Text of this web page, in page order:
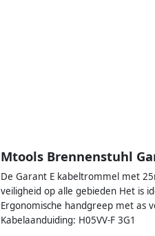
Mtools Brennenstuhl
De Garant E kabeltrommel met
veiligheid op alle gebieden Het is
Ergonomische handgreep met as
Kabelaanduiding: H05VV-F 3G1